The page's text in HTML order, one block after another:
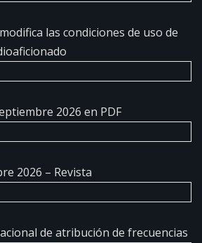
las condiciones de uso de
2026 en PDF
2026 – Revista
de atribución de frecuencias